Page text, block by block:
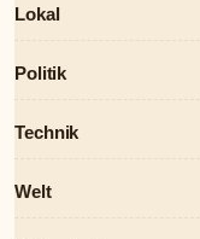
Lokal
Politik
Technik
Welt